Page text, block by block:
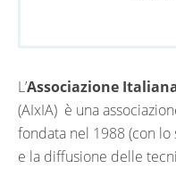
L’Associazione
(AIxIA) è una
fondata nel 1988 (con
e la diffusione delle